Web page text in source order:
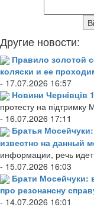
Другие новости:
Правило золотой
коляски и ее
- 17.07.2026 16:57
Новини Чернівців
протесту на підтримку
- 16.07.2026 17:11
Братья
известно на данный
информации, речь
- 15.07.2026 16:03
Брати Мосейчуки:
про резонансну
- 14.07.2026 16:01